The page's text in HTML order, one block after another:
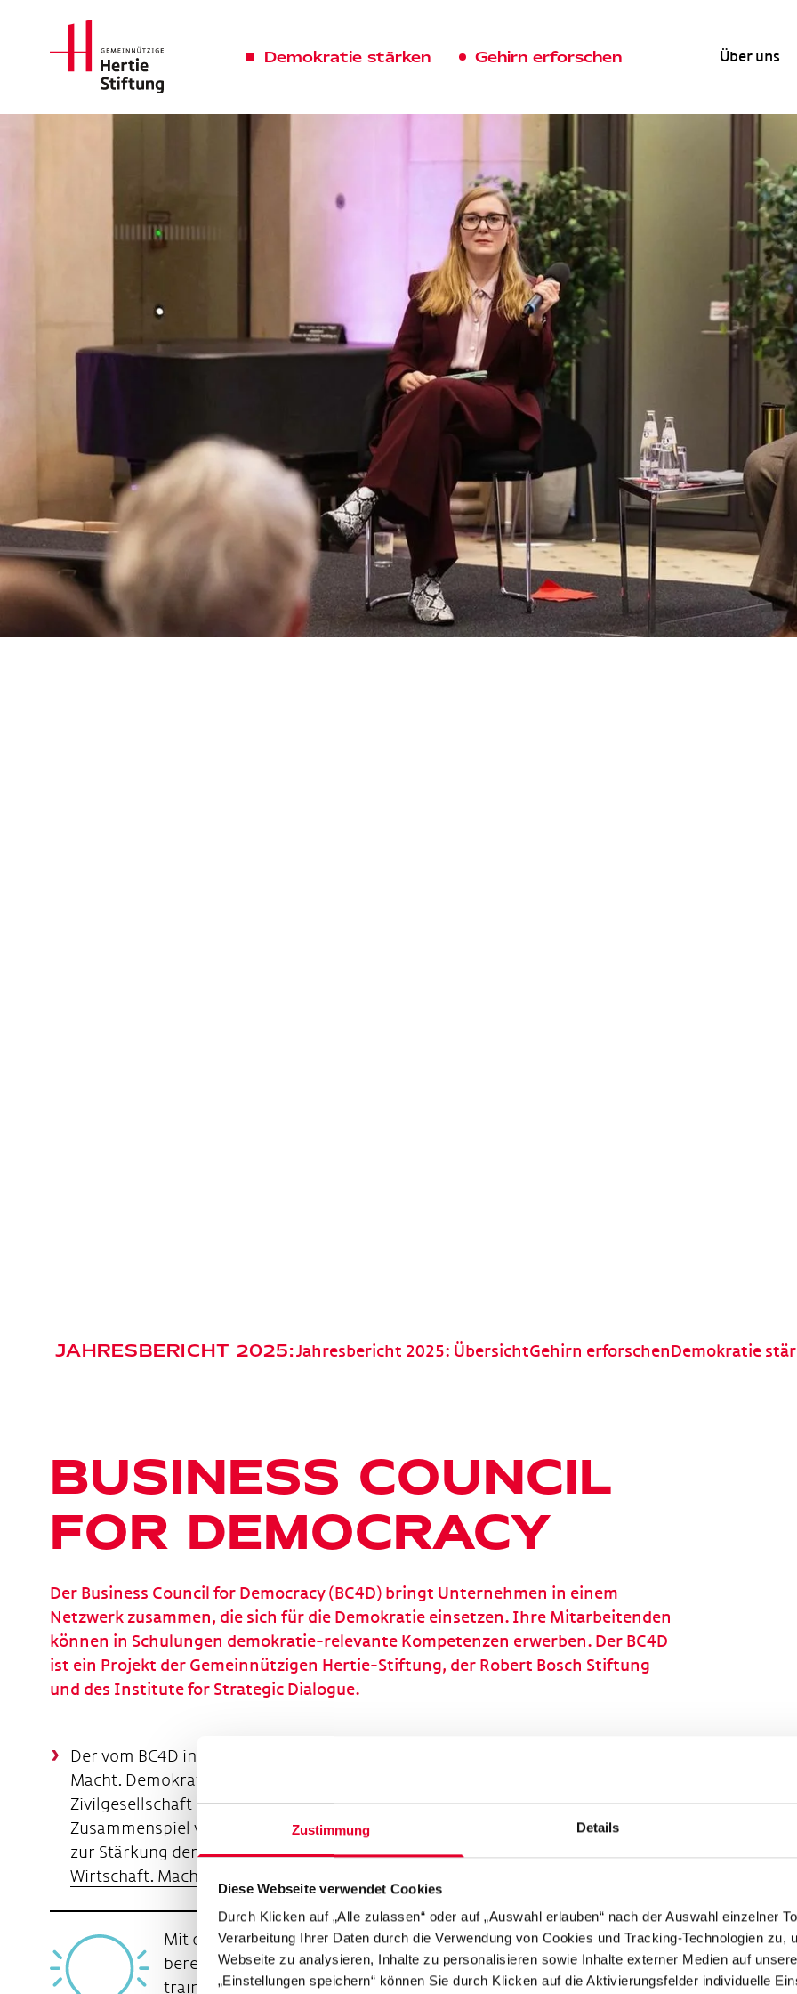
Zustimmung Details
Diese Webseite verwendet Cookies
Durch Klicken auf „Alle zulassen“ oder auf „Auswahl erlauben“ nach der Auswahl einzelner
Verarbeitung Ihrer Daten durch die Verwendung von Cookies und Tracking-Technologien zu,
Webseite zu analysieren, Inhalte zu personalisieren sowie Inhalte externer Medien auf
„Einstellungen speichern“ können Sie durch Klicken auf die Aktivierungsfelder individuelle
Hertie Stiftung Logo
Demokratie stärken Gehirn erforschen Über uns
JAHRESBERICHT 2025:Jahresbericht 2025: ÜbersichtGehirn erforschenDemokratie
BUSINESS COUNCIL
FOR DEMOCRACY
Der Business Council for Democracy (BC4D) bringt Unternehmen in einem
Netzwerk zusammen, die sich für die Demokratie einsetzen. Ihre Mitarbeitenden
können in Schulungen demokratie-relevante Kompetenzen erwerben. Der BC4D
ist ein Projekt der Gemeinnützigen Hertie-Stiftung, der Robert Bosch Stiftung
und des Institute for Strategic Dialogue.
Der vom BC4D in Kooperation mit brandeins ausgerichtete Kongress „Wirtschaft.
Macht. Demokratie“ brachte Unternehmen, Wissenschaft, Politik und
Zivilgesellschaft zusammen und schaffte Raum für Gespräche über das
Zusammenspiel von Wirtschaft und Demokratie – darüber, was Unternehmen
zur Stärkung der Demokratie beitragen können. Das Video zum Kongress:
Wirtschaft. Macht. Demokratie. Der Film
Mit dem „Conflict Coach
“ hat der BC4D ein KI-gestütztes Tool
bereitgestellt, das die Fähigkeit zur konstruktiven Konfliktlösung
trainiert – sowohl in hitzigen gesellschaftlichen Debatten als auch in